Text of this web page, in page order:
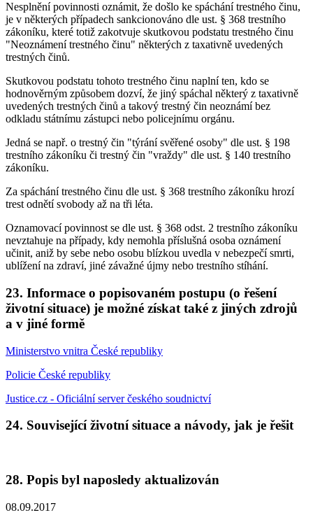
Nesplnění povinnosti oznámit, že došlo ke spáchání trestného činu,
je v některých případech sankcionováno dle ust. § 368 trestního
zákoníku, které totiž zakotvuje skutkovou podstatu trestného činu
"Neoznámení trestného činu" některých z taxativně uvedených
trestných činů.
Skutkovou podstatu tohoto trestného činu naplní ten, kdo se
hodnověrným způsobem dozví, že jiný spáchal některý z taxativně
uvedených trestných činů a takový trestný čin neoznámí bez
odkladu státnímu zástupci nebo policejnímu orgánu.
Jedná se např. o trestný čin "týrání svěřené osoby" dle ust. § 198
trestního zákoníku či trestný čin "vraždy" dle ust. § 140 trestního
zákoníku.
Za spáchání trestného činu dle ust. § 368 trestního zákoníku hrozí
trest odnětí svobody až na tři léta.
Oznamovací povinnost se dle ust. § 368 odst. 2 trestního zákoníku
nevztahuje na případy, kdy nemohla příslušná osoba oznámení
učinit, aniž by sebe nebo osobu blízkou uvedla v nebezpečí smrti,
ublížení na zdraví, jiné závažné újmy nebo trestního stíhání.
23. Informace o popisovaném postupu (o řešení
životní situace) je možné získat také z jiných zdrojů
a v jiné formě
Ministerstvo vnitra České republiky
Policie České republiky
Justice.cz - Oficiální server českého soudnictví
24. Související životní situace a návody, jak je řešit
28. Popis byl naposledy aktualizován
08.09.2017